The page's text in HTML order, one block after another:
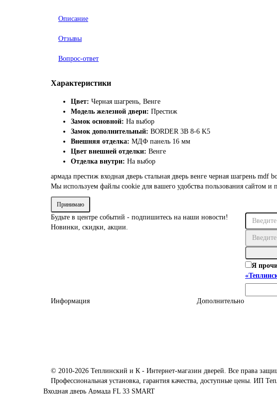
Описание
Отзывы
Вопрос-ответ
Характеристики
Цвет: Черная шагрень, Венге
Модель железной двери: Престиж
Замок основной: На выбор
Замок дополнительный: BORDER 3B 8-6 K5
Внешняя отделка: МДФ панель 16 мм
Цвет внешней отделки: Венге
Отделка внутри: На выбор
армада престиж входная дверь стальная дверь венге черная шагрень mdf
Мы используем файлы cookie для вашего удобства пользования сайтом и
Принимаю
Будьте в центре событий - подпишитесь на наши новости!
Новинки, скидки, акции.
Я
Информация Дополнительно
© 2010-2026 Теплинский и К - Интернет-магазин дверей. Все права
Профессиональная установка, гарантия качества, доступные цены. ИП
Входная дверь Армада FL 33 SMART